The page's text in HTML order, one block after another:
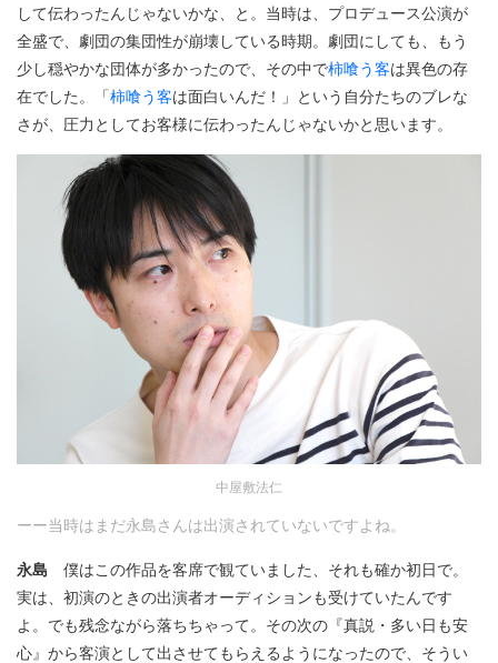
して伝わったんじゃないかな、と。当時は、プロデュース公演が
全盛で、劇団の集団性が崩壊している時期。劇団にしても、もう
少し穏やかな団体が多かったので、その中で柿喰う客は異色の存
在でした。「柿喰う客は面白いんだ！」という自分たちのブレな
さが、圧力としてお客様に伝わったんじゃないかと思います。
中屋敷法仁
ーー当時はまだ永島さんは出演されていないですよね。
永島 僕はこの作品を客席で観ていました、それも確か初日で。
実は、初演のときの出演者オーディションも受けていたんです
よ。でも残念ながら落ちちゃって。その次の『真説・多い日も安
心』から客演として出させてもらえるようになったので、そうい